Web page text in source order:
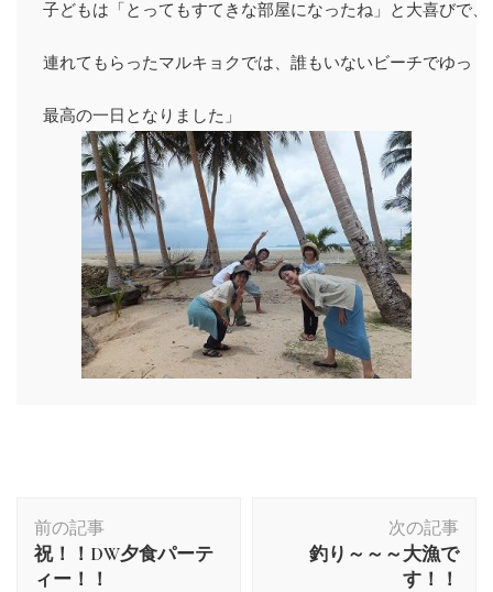
子どもは「とってもすてきな部屋になったね」と大喜びで
連れてもらったマルキョクでは、誰もいないビーチでゆっ
最高の一日となりました」
稿
ナ
前の記事
祝！！DW夕食パーテ
ィー！！
次の記事
釣り～～～大漁で
す！！